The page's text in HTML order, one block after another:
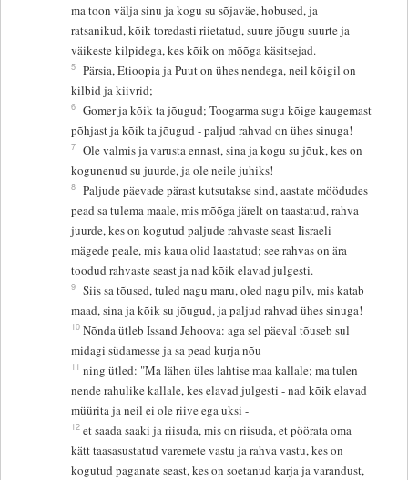
ma toon välja sinu ja kogu su sõjaväe, hobused, ja
ratsanikud, kõik toredasti riietatud, suure jõugu suurte ja
väikeste kilpidega, kes kõik on mõõga käsitsejad.
5 Pärsia, Etioopia ja Puut on ühes nendega, neil kõigil on
kilbid ja kiivrid;
6 Gomer ja kõik ta jõugud; Toogarma sugu kõige kaugemast
põhjast ja kõik ta jõugud - paljud rahvad on ühes sinuga!
7 Ole valmis ja varusta ennast, sina ja kogu su jõuk, kes on
kogunenud su juurde, ja ole neile juhiks!
8 Paljude päevade pärast kutsutakse sind, aastate möödudes
pead sa tulema maale, mis mõõga järelt on taastatud, rahva
juurde, kes on kogutud paljude rahvaste seast Iisraeli
mägede peale, mis kaua olid laastatud; see rahvas on ära
toodud rahvaste seast ja nad kõik elavad julgesti.
9 Siis sa tõused, tuled nagu maru, oled nagu pilv, mis katab
maad, sina ja kõik su jõugud, ja paljud rahvad ühes sinuga!
10 Nõnda ütleb Issand Jehoova: aga sel päeval tõuseb sul
midagi südamesse ja sa pead kurja nõu
11 ning ütled: "Ma lähen üles lahtise maa kallale; ma tulen
nende rahulike kallale, kes elavad julgesti - nad kõik elavad
müürita ja neil ei ole riive ega uksi -
12 et saada saaki ja riisuda, mis on riisuda, et pöörata oma
kätt taasasustatud varemete vastu ja rahva vastu, kes on
kogutud paganate seast, kes on soetanud karja ja varandust,